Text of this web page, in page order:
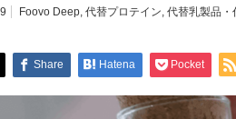
Foovo Deep, 代替プロテイン, 代替乳製品・
Share Hatena Pocket